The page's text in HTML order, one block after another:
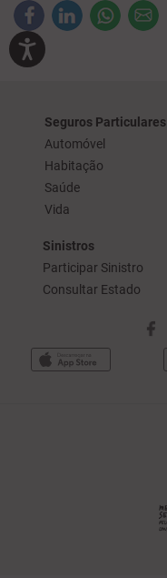
Seguros Particulares
Automóvel
Habitação
Saúde
Vida
Sinistros
Participar Sinistro
Consultar Estado